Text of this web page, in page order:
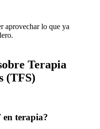
aprovechar lo que ya
Terapia
(TFS)
en terapia?